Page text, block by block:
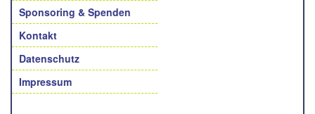
Sponsoring & Spenden
Kontakt
Datenschutz
Impressum